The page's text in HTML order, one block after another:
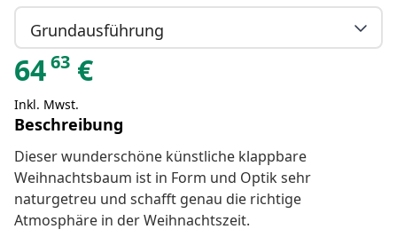
Grundausführung
6463 €
Inkl. Mwst.
Beschreibung
Dieser wunderschöne künstliche klappbare
Weihnachtsbaum ist in Form und Optik sehr
naturgetreu und schafft genau die richtige
Atmosphäre in der Weihnachtszeit.